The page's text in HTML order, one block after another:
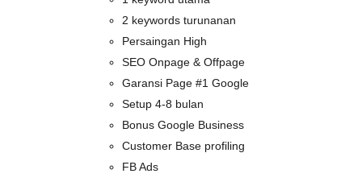
2 keywords turunanan
Persaingan High
SEO Onpage & Offpage
Garansi Page #1 Google
Setup 4-8 bulan
Bonus Google Business
Customer Base profiling
FB Ads